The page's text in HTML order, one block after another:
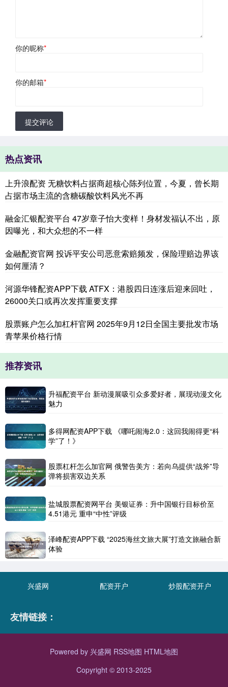
你的昵称*
你的邮箱*
提交评论
热点资讯
上升浪配资 无糖饮料占据商超核心陈列位置，今夏，曾长期
占据市场主流的含糖碳酸饮料风光不再
融金汇银配资平台 47岁章子怡大变样！身材发福认不出，原
因曝光，和大众想的不一样
金融配资官网 投诉平安公司恶意索赔频发，保险理赔边界该
如何厘清？
河源华锋配资APP下载 ATFX：港股四日连涨后迎来回吐，
26000关口或再次发挥重要支撑
股票账户怎么加杠杆官网 2025年9月12日全国主要批发市场
青苹果价格行情
推荐资讯
升福配资平台 新动漫展吸引众多爱好者，展现动漫文化
魅力
多得网配资APP下载 《哪吒闹海2.0：这回我闹得更“科
学”了！》
股票杠杆怎么加官网 俄警告美方：若向乌提供“战斧”导
弹将损害双边关系
盐城股票配资网平台 美银证券：升中国银行目标价至
4.51港元 重申“中性”评级
泽峰配资APP下载 “2025海丝文旅大展”打造文旅融合新
体验
兴盛网 配资开户 炒股配资开户
友情链接：
Powered by 兴盛网 RSS地图 HTML地图
Copyright © 2013-2025